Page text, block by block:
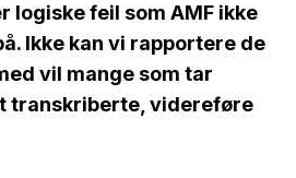
logiske feil som AMF ikke
Ikke kan vi rapportere de
vil mange som tar
transkriberte, videreføre